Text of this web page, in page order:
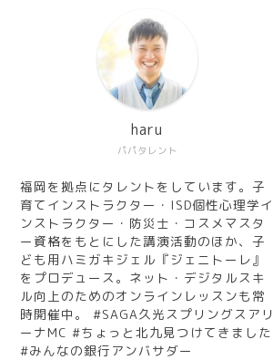
パパタレント
haru
福岡を拠点にタレントをしています。子
育てインストラクター・ISD個性心理学イ
ンストラクター・防災士・コスメマスタ
ー資格をもとにした講演活動のほか、子
ども用ハミガキジェル『ジェニトーレ』
をプロデュース。ネット・デジタルスキ
ル向上のためのオンラインレッスンも常
時開催中。 #SAGA久光スプリングスアリ
ーナMC #ちょっと北九見つけてきました
#みんなの銀行アンバサダー